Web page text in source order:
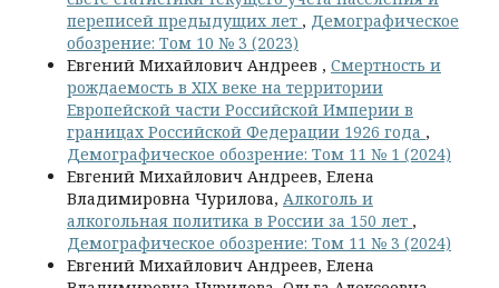
переписей предыдущих лет , Демографическое
обозрение: Том 10 № 3 (2023)
Евгений Михайлович Андреев , Смертность и
рождаемость в XIX веке на территории
Европейской части Российской Империи в
границах Российской Федерации 1926 года ,
Демографическое обозрение: Том 11 № 1 (2024)
Евгений Михайлович Андреев, Елена
Владимировна Чурилова, Алкоголь и
алкогольная политика в России за 150 лет ,
Демографическое обозрение: Том 11 № 3 (2024)
Евгений Михайлович Андреев, Елена